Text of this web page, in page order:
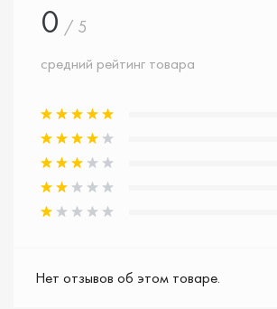
0 / 5
средний рейтинг товара
Нет отзывов об этом товаре.